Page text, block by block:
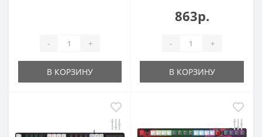
- +
В КОРЗИНУ
863р.
- +
В КОРЗИНУ